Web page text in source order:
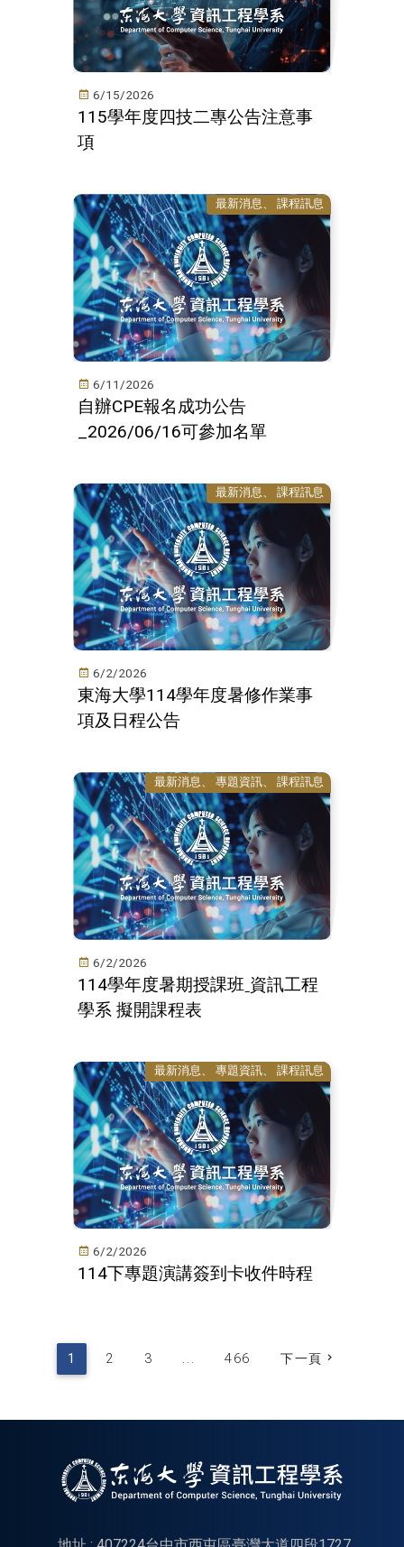
6/15/2026
115學年度四技二專公告注意事
項
最新消息 課程訊息
6/11/2026
自辦CPE報名成功公告
_2026/06/16可參加名單
最新消息 課程訊息
6/2/2026
東海大學114學年度暑修作業事
項及日程公告
最新消息 專題資訊 課程訊息
6/2/2026
114學年度暑期授課班ˍ資訊工程
學系 擬開課程表
最新消息 專題資訊 課程訊息
6/2/2026
114下專題演講簽到卡收件時程
1 2 3 ... 466 下一頁